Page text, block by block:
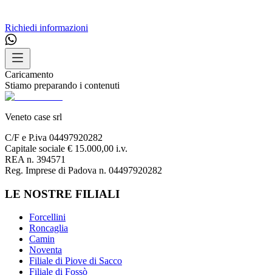
Richiedi informazioni
Caricamento
Stiamo preparando i contenuti
Veneto case srl
C/F e P.iva 04497920282
Capitale sociale € 15.000,00 i.v.
REA n. 394571
Reg. Imprese di Padova n. 04497920282
LE NOSTRE FILIALI
Forcellini
Roncaglia
Camin
Noventa
Filiale di Piove di Sacco
Filiale di Fossò